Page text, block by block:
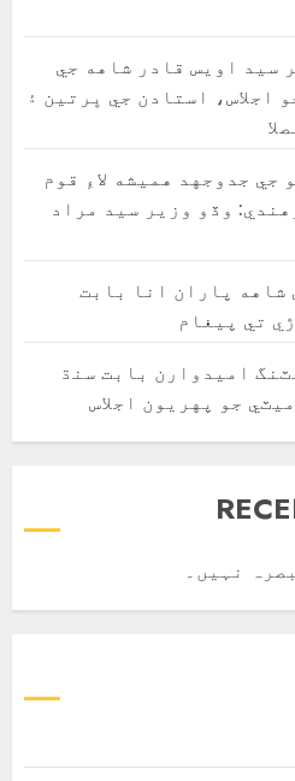
سيد اويس قادر شاهه جي
اجلاس، استادن جي ڀرتين ۽
جدوجهد هميشه لاءِ قوم
وڏو وزير سيد مراد
شاهه پاران انا بابت
تي پيغام
اميدوارن بابت سنڌ
جو پهريون اجلاس
نہیں۔